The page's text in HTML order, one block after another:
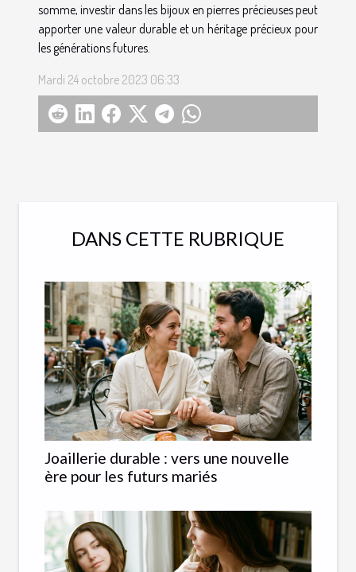
somme, investir dans les bijoux en pierres précieuses peut
apporter une valeur durable et un héritage précieux pour
les générations futures.
Mardi 24 octobre 2023 06:33
DANS CETTE RUBRIQUE
Joaillerie durable : vers une nouvelle
ère pour les futurs mariés